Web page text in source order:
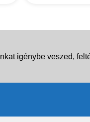
igénybe veszed,